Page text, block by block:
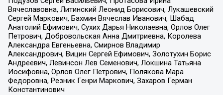
Вячеславовна, Литинский Леонид Борисович, Лукашевский
Сергей Маркович, Бахмин Вячеслав Иванович, Шабад
Анатолий Ефимович, Сухих Дарья Николаевна, Орлов Олег
Петрович, Добровольская Анна Дмитриевна, Королева
Александра Евгеньевна, Смирнов Владимир
Александрович, Вицин Сергей Ефимович, Золотухин Борис
Андреевич, Левинсон Лев Семенович, Локшина Татьяна
Иосифовна, Орлов Олег Петрович, Полякова Мара
Федоровна, Резник Генри Маркович, Захаров Герман
Константинович